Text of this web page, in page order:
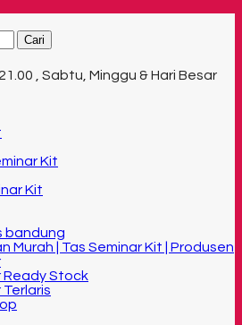
Cari
, Sabtu, Minggu & Hari Besar
Kit
Kit
bandung
Murah | Tas Seminar Kit | Produsen
Ready Stock
Terlaris